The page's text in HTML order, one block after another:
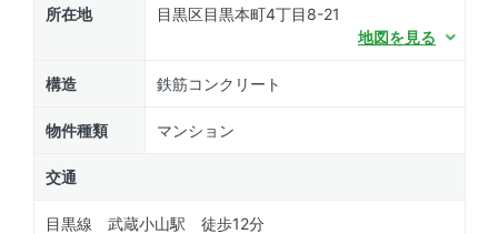
所在地
目黒区目黒本町4丁目8-21
地図を見る
構造 鉄筋コンクリート
物件種類 マンション
交通
目黒線 武蔵小山駅 徒歩12分